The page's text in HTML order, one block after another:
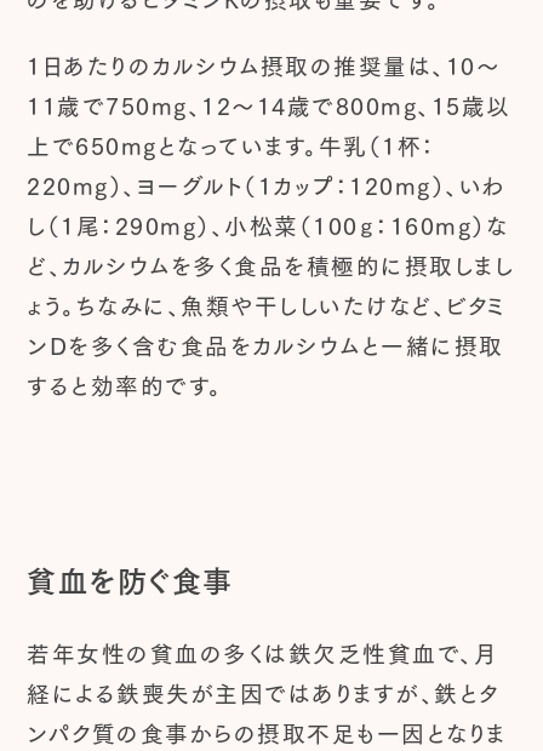
1日あたりのカルシウム摂取の推奨量は、10～
11歳で750mg、12～14歳で800mg、15歳以
上で650mgとなっています。牛乳（1杯：
220mg）、ヨーグルト（1カップ：120mg）、いわ
し（1尾：290mg）、小松菜（100ｇ：160mg）な
ど、カルシウムを多く食品を積極的に摂取しまし
ょう。ちなみに、魚類や干ししいたけなど、ビタミ
ンDを多く含む食品をカルシウムと一緒に摂取
すると効率的です。
貧血を防ぐ食事
若年女性の貧血の多くは鉄欠乏性貧血で、月
経による鉄喪失が主因ではありますが、鉄とタ
ンパク質の食事からの摂取不足も一因となりま